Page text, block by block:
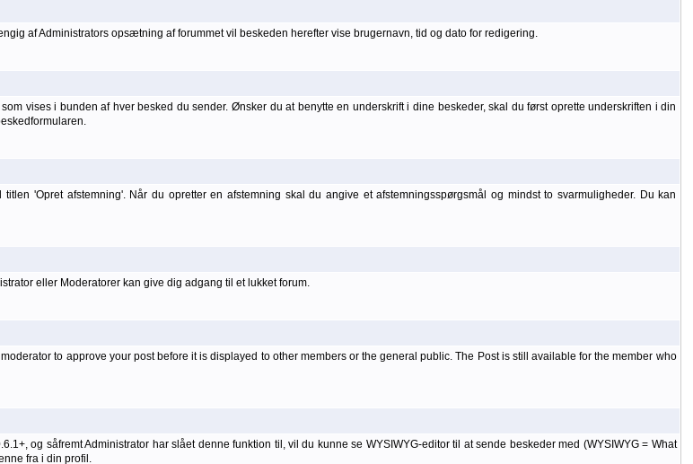
af Administrators opsætning af forummet vil beskeden herefter vise brugernavn, tid og dato for redigering.
vises i bunden af hver besked du sender. Ønsker du at benytte en underskrift i dine beskeder, skal du først oprette underskriften i din
'Opret afstemning'. Når du opretter en afstemning skal du angive et afstemningsspørgsmål og mindst to svarmuligheder. Du kan
eller Moderatorer kan give dig adgang til et lukket forum.
to approve your post before it is displayed to other members or the general public. The Post is still available for the member who
og såfremt Administrator har slået denne funktion til, vil du kunne se WYSIWYG-editor til at sende beskeder med (WYSIWYG = What
fra i din profil.